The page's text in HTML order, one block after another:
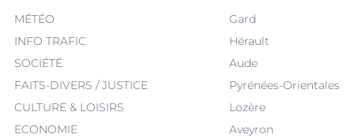
MÉTÉO
INFO TRAFIC
SOCIÉTÉ
FAITS-DIVERS / JUSTICE
CULTURE & LOISIRS
ECONOMIE
Gard
Hérault
Aude
Pyrénées-Orientales
Lozère
Aveyron